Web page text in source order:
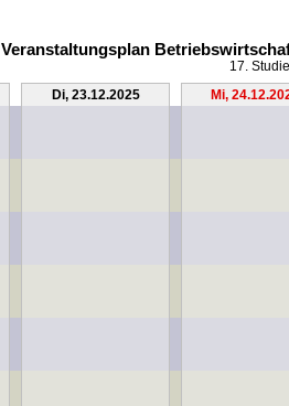
Veranstaltungsplan
17.
Di, 23.12.2025
Mi,